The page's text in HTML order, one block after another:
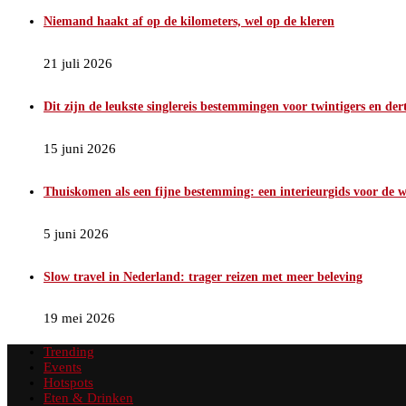
Niemand haakt af op de kilometers, wel op de kleren
21 juli 2026
Dit zijn de leukste singlereis bestemmingen voor twintigers en
15 juni 2026
Thuiskomen als een fijne bestemming: een interieurgids voor de
5 juni 2026
Slow travel in Nederland: trager reizen met meer beleving
19 mei 2026
Trending
Events
Hotspots
Eten & Drinken